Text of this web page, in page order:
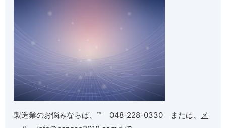
製造業のお悩みならば、℡ 048-228-0330 または、 メ